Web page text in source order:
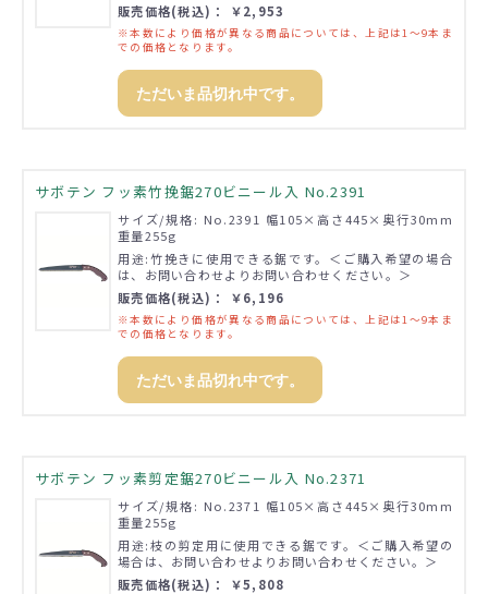
販売価格(税込)： ￥2,953
※本数により価格が異なる商品については、上記は1～9本ま
での価格となります。
ただいま品切れ中です。
サボテン フッ素竹挽鋸270ビニール入 No.2391
サイズ/規格: No.2391 幅105×高さ445×奥行30mm
重量255g
用途:竹挽きに使用できる鋸です。＜ご購入希望の場合
は、お問い合わせよりお問い合わせください。＞
販売価格(税込)： ￥6,196
※本数により価格が異なる商品については、上記は1～9本ま
での価格となります。
ただいま品切れ中です。
サボテン フッ素剪定鋸270ビニール入 No.2371
サイズ/規格: No.2371 幅105×高さ445×奥行30mm
重量255g
用途:枝の剪定用に使用できる鋸です。＜ご購入希望の
場合は、お問い合わせよりお問い合わせください。＞
販売価格(税込)： ￥5,808